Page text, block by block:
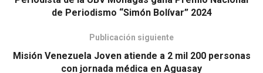
de Periodismo “Simón Bolívar” 2024
Publicación siguiente
Misión Venezuela Joven atiende a 2 mil 200 personas
con jornada médica en Aguasay